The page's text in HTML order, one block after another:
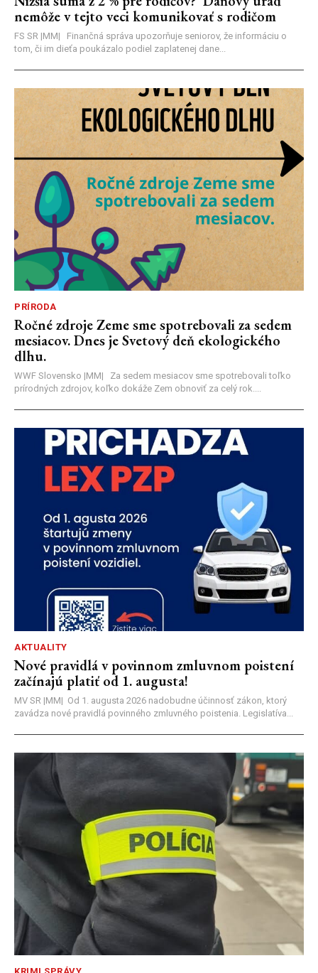
nemôže v tejto veci komunikovať s rodičom
FS SR |MM| Finančná správa upozorňuje seniorov, že informáciu o
tom, či im dieťa poukázalo podiel zaplatenej dane...
PRÍRODA
Ročné zdroje Zeme sme spotrebovali za sedem
mesiacov. Dnes je Svetový deň ekologického
dlhu.
WWF Slovensko |MM| Za sedem mesiacov sme spotrebovali toľko
prírodných zdrojov, koľko dokáže Zem obnoviť za celý rok....
AKTUALITY
Nové pravidlá v povinnom zmluvnom poistení
začínajú platiť od 1. augusta!
MV SR |MM| Od 1. augusta 2026 nadobudne účinnosť zákon, ktorý
zavádza nové pravidlá povinného zmluvného poistenia. Legislatíva...